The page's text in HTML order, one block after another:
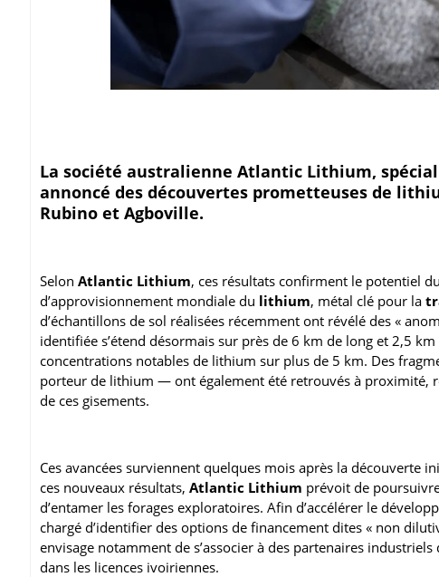
La société australienne Atlantic Lithium,
annoncé des découvertes prometteuses de
Rubino et Agboville.
Selon Atlantic Lithium, ces résultats confirment le potentiel
d’approvisionnement mondiale du lithium, métal clé pour la
d’échantillons de sol réalisées récemment ont révélé des «
identifiée s’étend désormais sur près de 6 km de long et 2,5 km
concentrations notables de lithium sur plus de 5 km. Des
porteur de lithium — ont également été retrouvés à proximité,
de ces gisements.
Ces avancées surviennent quelques mois après la découverte
ces nouveaux résultats, Atlantic Lithium prévoit de
d’entamer les forages exploratoires. Afin d’accélérer le
chargé d’identifier des options de financement dites « non
envisage notamment de s’associer à des partenaires
dans les licences ivoiriennes.